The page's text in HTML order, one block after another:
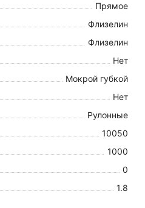
Прямое
Флизелин
Флизелин
Нет
Мокрой губкой
Нет
Рулонные
10050
1000
0
1.8